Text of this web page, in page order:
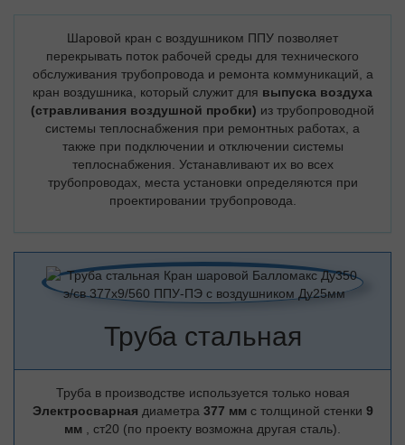
Шаровой кран с воздушником ППУ позволяет
перекрывать поток рабочей среды для технического
обслуживания трубопровода и ремонта коммуникаций, а
кран воздушника, который служит для выпуска воздуха
(стравливания воздушной пробки) из трубопроводной
системы теплоснабжения при ремонтных работах, а
также при подключении и отключении системы
теплоснабжения. Устанавливают их во всех
трубопроводах, места установки определяются при
проектировании трубопровода.
Труба стальная
Труба в производстве используется только новая
Электросварная диаметра 377 ммс толщиной стенки 9
мм , ст20 (по проекту возможна другая сталь).